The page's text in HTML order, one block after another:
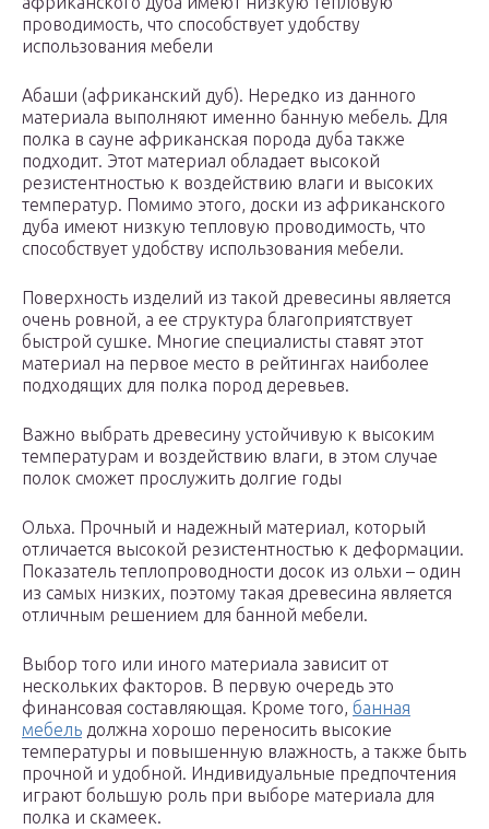
проводимость, что способствует удобству
использования мебели
Абаши (африканский дуб). Нередко из данного
материала выполняют именно банную мебель. Для
полка в сауне африканская порода дуба также
подходит. Этот материал обладает высокой
резистентностью к воздействию влаги и высоких
температур. Помимо этого, доски из африканского
дуба имеют низкую тепловую проводимость, что
способствует удобству использования мебели.
Поверхность изделий из такой древесины является
очень ровной, а ее структура благоприятствует
быстрой сушке. Многие специалисты ставят этот
материал на первое место в рейтингах наиболее
подходящих для полка пород деревьев.
Важно выбрать древесину устойчивую к высоким
температурам и воздействию влаги, в этом случае
полок сможет прослужить долгие годы
Ольха. Прочный и надежный материал, который
отличается высокой резистентностью к деформации.
Показатель теплопроводности досок из ольхи – один
из самых низких, поэтому такая древесина является
отличным решением для банной мебели.
Выбор того или иного материала зависит от
нескольких факторов. В первую очередь это
финансовая составляющая. Кроме того, банная
мебель должна хорошо переносить высокие
температуры и повышенную влажность, а также быть
прочной и удобной. Индивидуальные предпочтения
играют большую роль при выборе материала для
полка и скамеек.